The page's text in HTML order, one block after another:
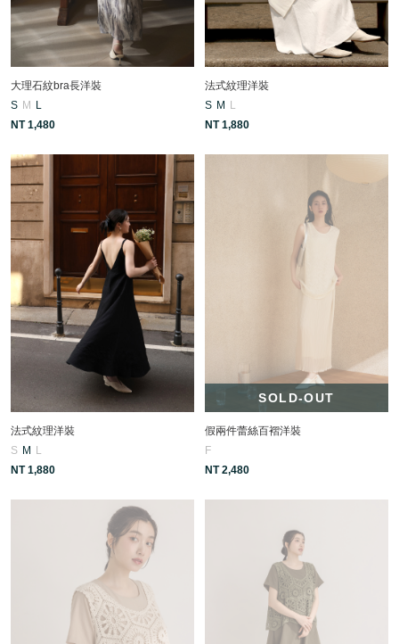
大理石紋bra長洋裝
S M
L
NT 1,480
法式紋理洋裝
S M
L
NT 1,880
法式紋理洋裝
S M L
NT 1,880
SOLD-OUT
假兩件蕾絲百褶洋裝
F
NT 2,480